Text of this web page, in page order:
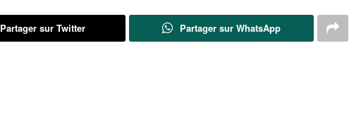
Partager sur Twitter Partager sur WhatsApp